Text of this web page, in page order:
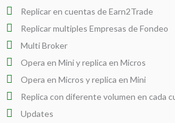
Replicar en cuentas de Earn2Trade
Replicar multiples Empresas de Fondeo
Multi Broker
Opera en Mini y replica en Micros
Opera en Micros y replica en Mini
Replica con diferente volumen en cada
Updates